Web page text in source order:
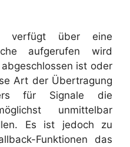
verfügt über eine
aufgerufen wird
ist oder
Art der Übertragung
für Signale die
unmittelbar
Es ist jedoch zu
Funktionen das